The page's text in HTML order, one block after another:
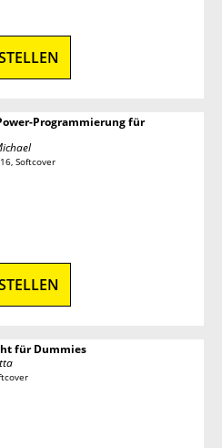
Programmierung für
Softcover
für Dummies